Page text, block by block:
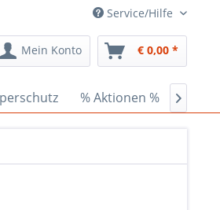
Service/Hilfe
Mein Konto € 0,00 *
% Aktionen % 